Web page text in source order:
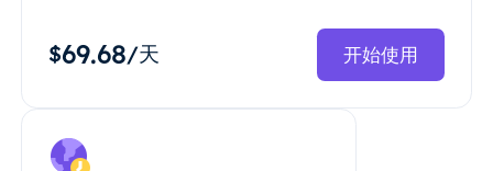
$69.68/天 开始使用